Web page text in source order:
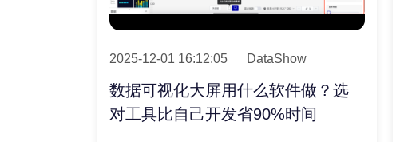
2025-12-01 16:12:05 DataShow
数据可视化大屏用什么软件做？选
对工具比自己开发省90%时间